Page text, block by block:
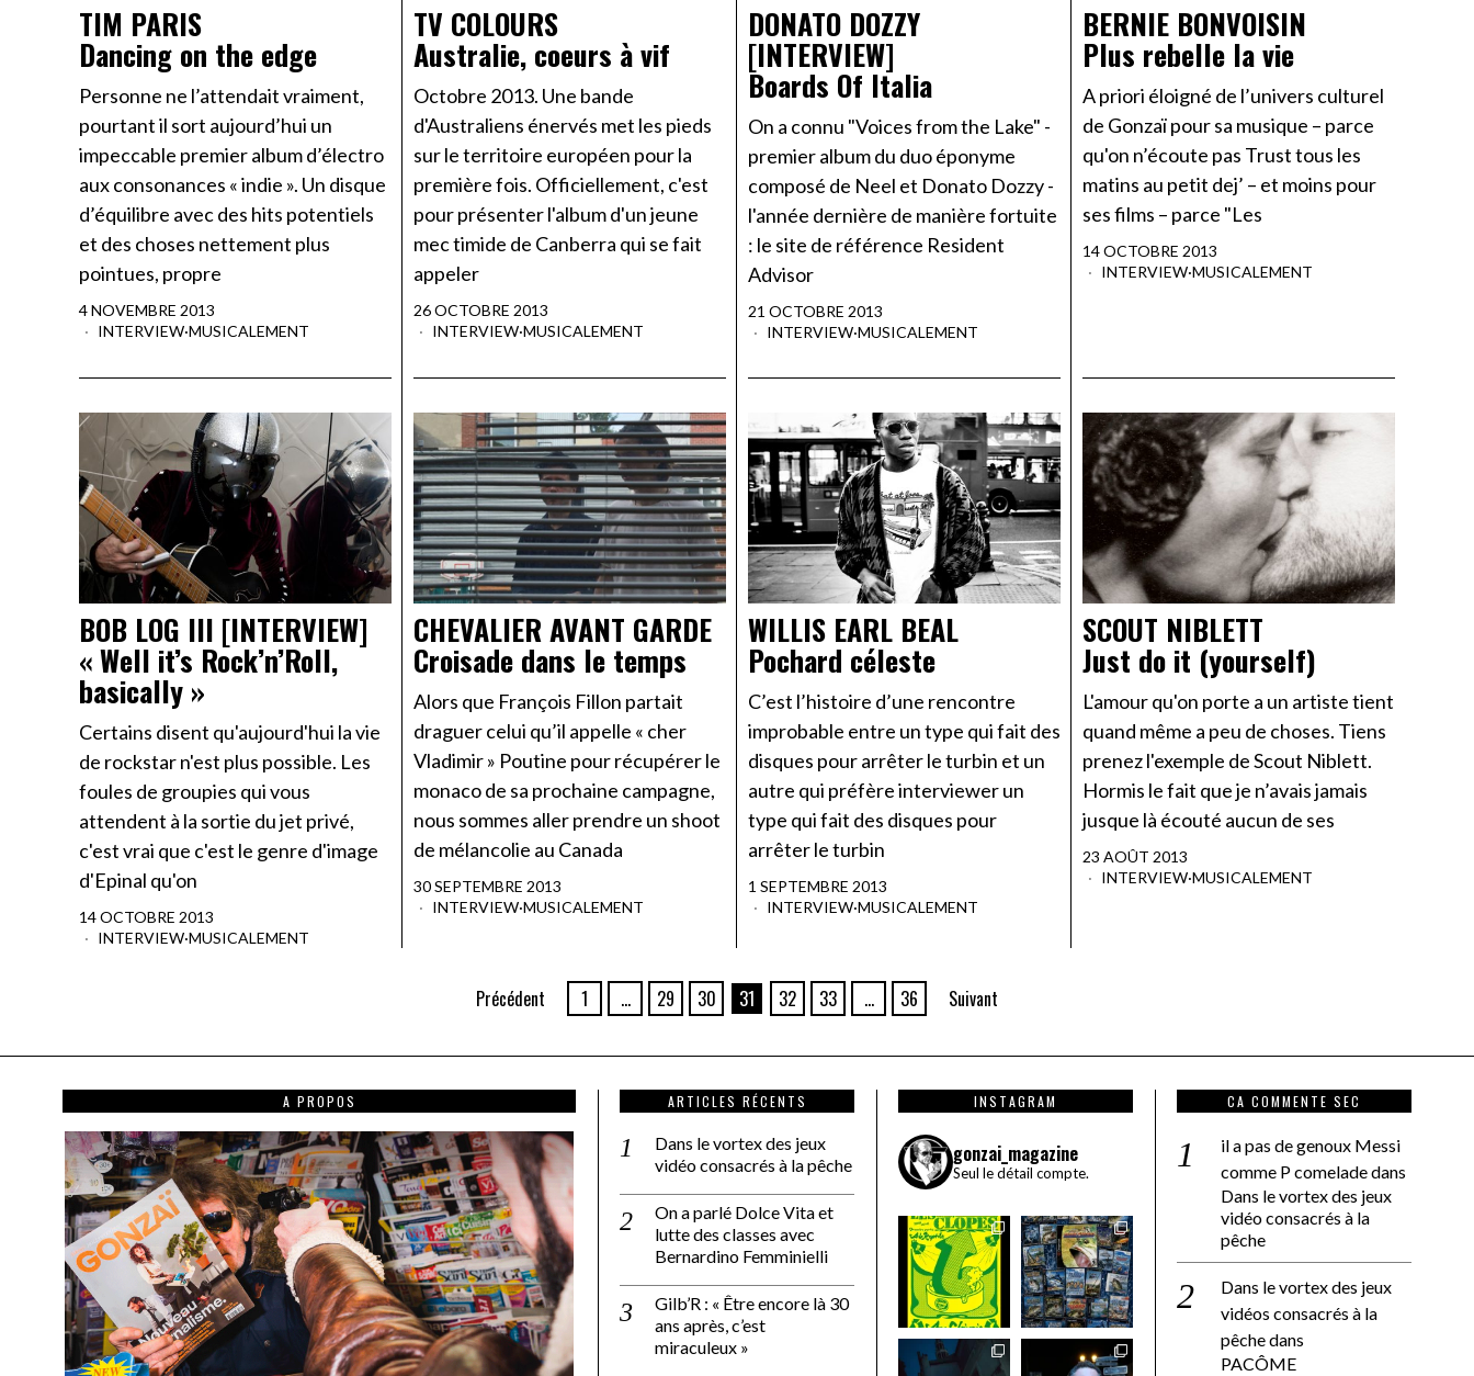
TIM PARIS
Dancing on the edge
Personne ne l’attendait vraiment,
pourtant il sort aujourd’hui un
impeccable premier album d’électro
aux consonances « indie ». Un disque
d’équilibre avec des hits potentiels
et des choses nettement plus
pointues, propre
4 NOVEMBRE 2013
INTERVIEW·MUSICALEMENT
TV COLOURS
Australie, coeurs à vif
Octobre 2013. Une bande
d'Australiens énervés met les pieds
sur le territoire européen pour la
première fois. Officiellement, c'est
pour présenter l'album d'un jeune
mec timide de Canberra qui se fait
appeler
26 OCTOBRE 2013
INTERVIEW·MUSICALEMENT
DONATO DOZZY
[INTERVIEW]
Boards Of Italia
On a connu "Voices from the Lake" -
premier album du duo éponyme
composé de Neel et Donato Dozzy -
l'année dernière de manière fortuite
: le site de référence Resident
Advisor
21 OCTOBRE 2013
INTERVIEW·MUSICALEMENT
BERNIE BONVOISIN
Plus rebelle la vie
A priori éloigné de l’univers culturel
de Gonzaï pour sa musique – parce
qu'on n’écoute pas Trust tous les
matins au petit dej’ – et moins pour
ses films – parce "Les
14 OCTOBRE 2013
INTERVIEW·MUSICALEMENT
BOB LOG III [INTERVIEW]
« Well it’s Rock’n’Roll,
basically »
Certains disent qu'aujourd'hui la vie
de rockstar n'est plus possible. Les
foules de groupies qui vous
attendent à la sortie du jet privé,
c'est vrai que c'est le genre d'image
d'Epinal qu'on
14 OCTOBRE 2013
INTERVIEW·MUSICALEMENT
CHEVALIER AVANT GARDE
Croisade dans le temps
Alors que François Fillon partait
draguer celui qu’il appelle « cher
Vladimir » Poutine pour récupérer le
monaco de sa prochaine campagne,
nous sommes aller prendre un shoot
de mélancolie au Canada
30 SEPTEMBRE 2013
INTERVIEW·MUSICALEMENT
WILLIS EARL BEAL
Pochard céleste
C’est l’histoire d’une rencontre
improbable entre un type qui fait des
disques pour arrêter le turbin et un
autre qui préfère interviewer un
type qui fait des disques pour
arrêter le turbin
1 SEPTEMBRE 2013
INTERVIEW·MUSICALEMENT
SCOUT NIBLETT
Just do it (yourself)
L'amour qu'on porte a un artiste tient
quand même a peu de choses. Tiens
prenez l'exemple de Scout Niblett.
Hormis le fait que je n’avais jamais
jusque là écouté aucun de ses
23 AOÛT 2013
INTERVIEW·MUSICALEMENT
Précédent 1 … 29 30 31 32 33 … 36 Suivant
A PROPOS ARTICLES RÉCENTS
Dans le vortex des jeux
vidéo consacrés à la pêche
On a parlé Dolce Vita et
lutte des classes avec
Bernardino Femminielli
Gilb’R : « Être encore là 30
ans après, c’est
miraculeux »
INSTAGRAM
gonzai_magazine
Seul le détail compte.
CA COMMENTE SEC
il a pas de genoux Messi
comme P comeladedans
Dans le vortex des jeux
vidéo consacrés à la
pêche
Dans le vortex des jeux
vidéos consacrés à la
pêchedans
PACÔME